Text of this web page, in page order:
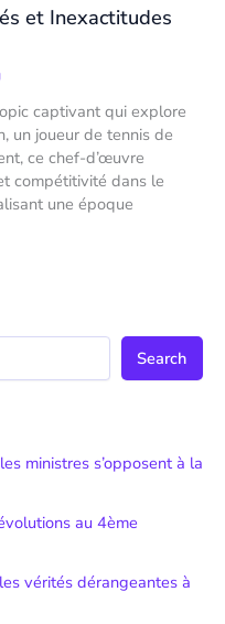
et Inexactitudes
captivant qui explore
un joueur de tennis de
ce chef-d’œuvre
compétitivité dans le
une époque
Search
ministres s’opposent à la
au 4ème
vérités dérangeantes à